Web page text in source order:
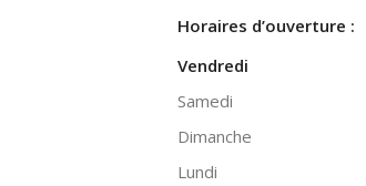
Horaires d’ouverture :
Vendredi
Samedi
Dimanche
Lundi